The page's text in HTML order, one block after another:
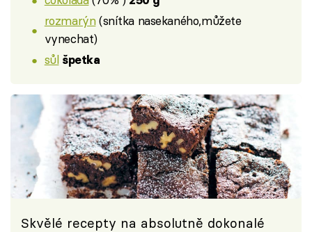
rozmarýn(snítka nasekaného,můžete
vynechat)
sůl špetka
Skvělé recepty na absolutně dokonalé